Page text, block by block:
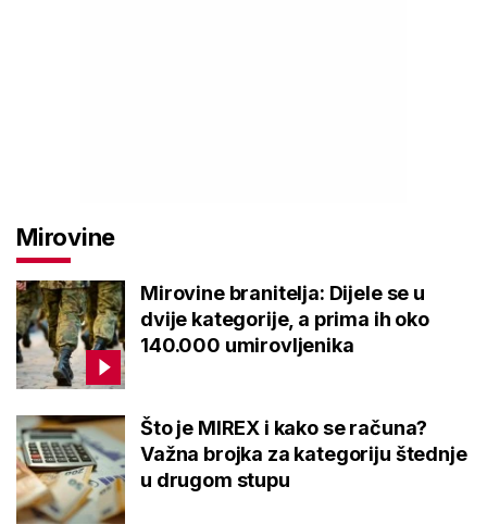
Mirovine
Mirovine branitelja: Dijele se u
dvije kategorije, a prima ih oko
140.000 umirovljenika
Što je MIREX i kako se računa?
Važna brojka za kategoriju štednje
u drugom stupu